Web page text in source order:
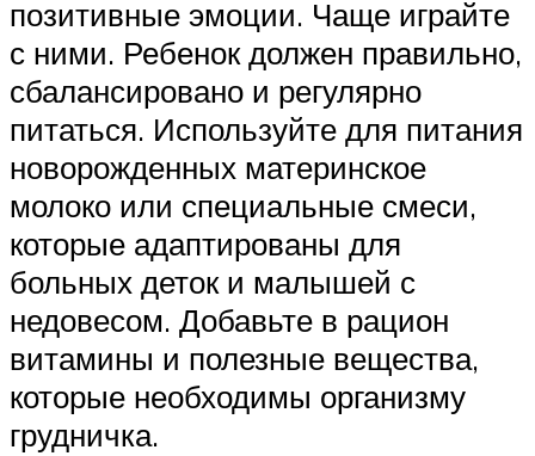
позитивные эмоции. Чаще играйте
с ними. Ребенок должен правильно,
сбалансировано и регулярно
питаться. Используйте для питания
новорожденных материнское
молоко или специальные смеси,
которые адаптированы для
больных деток и малышей с
недовесом. Добавьте в рацион
витамины и полезные вещества,
которые необходимы организму
грудничка.